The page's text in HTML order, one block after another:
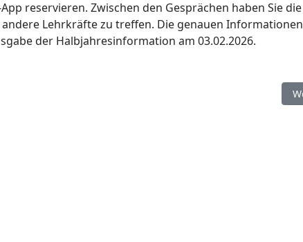
reservieren. Zwischen den Gesprächen haben Sie die
Lehrkräfte zu treffen. Die genauen
der Halbjahresinformation am 03.02.2026.
Potenzialtest (09. - 11. Februar 2026)